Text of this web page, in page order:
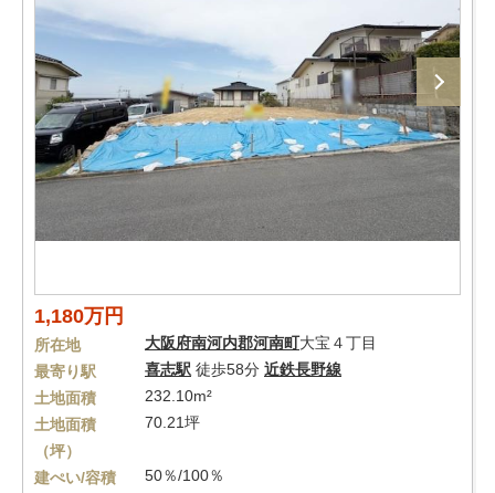
1,180万円
所在地 大阪府南河内郡河南町大宝４丁目
最寄り駅
喜志駅 徒歩58分 近鉄長野線
土地面積
232.10m²
土地面積
（坪）
70.21坪
建ぺい/容積
50％/100％